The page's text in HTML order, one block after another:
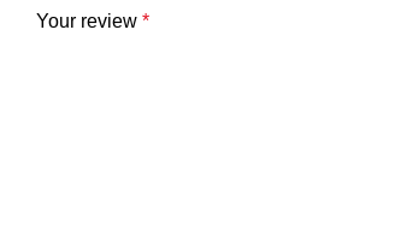
Your review *